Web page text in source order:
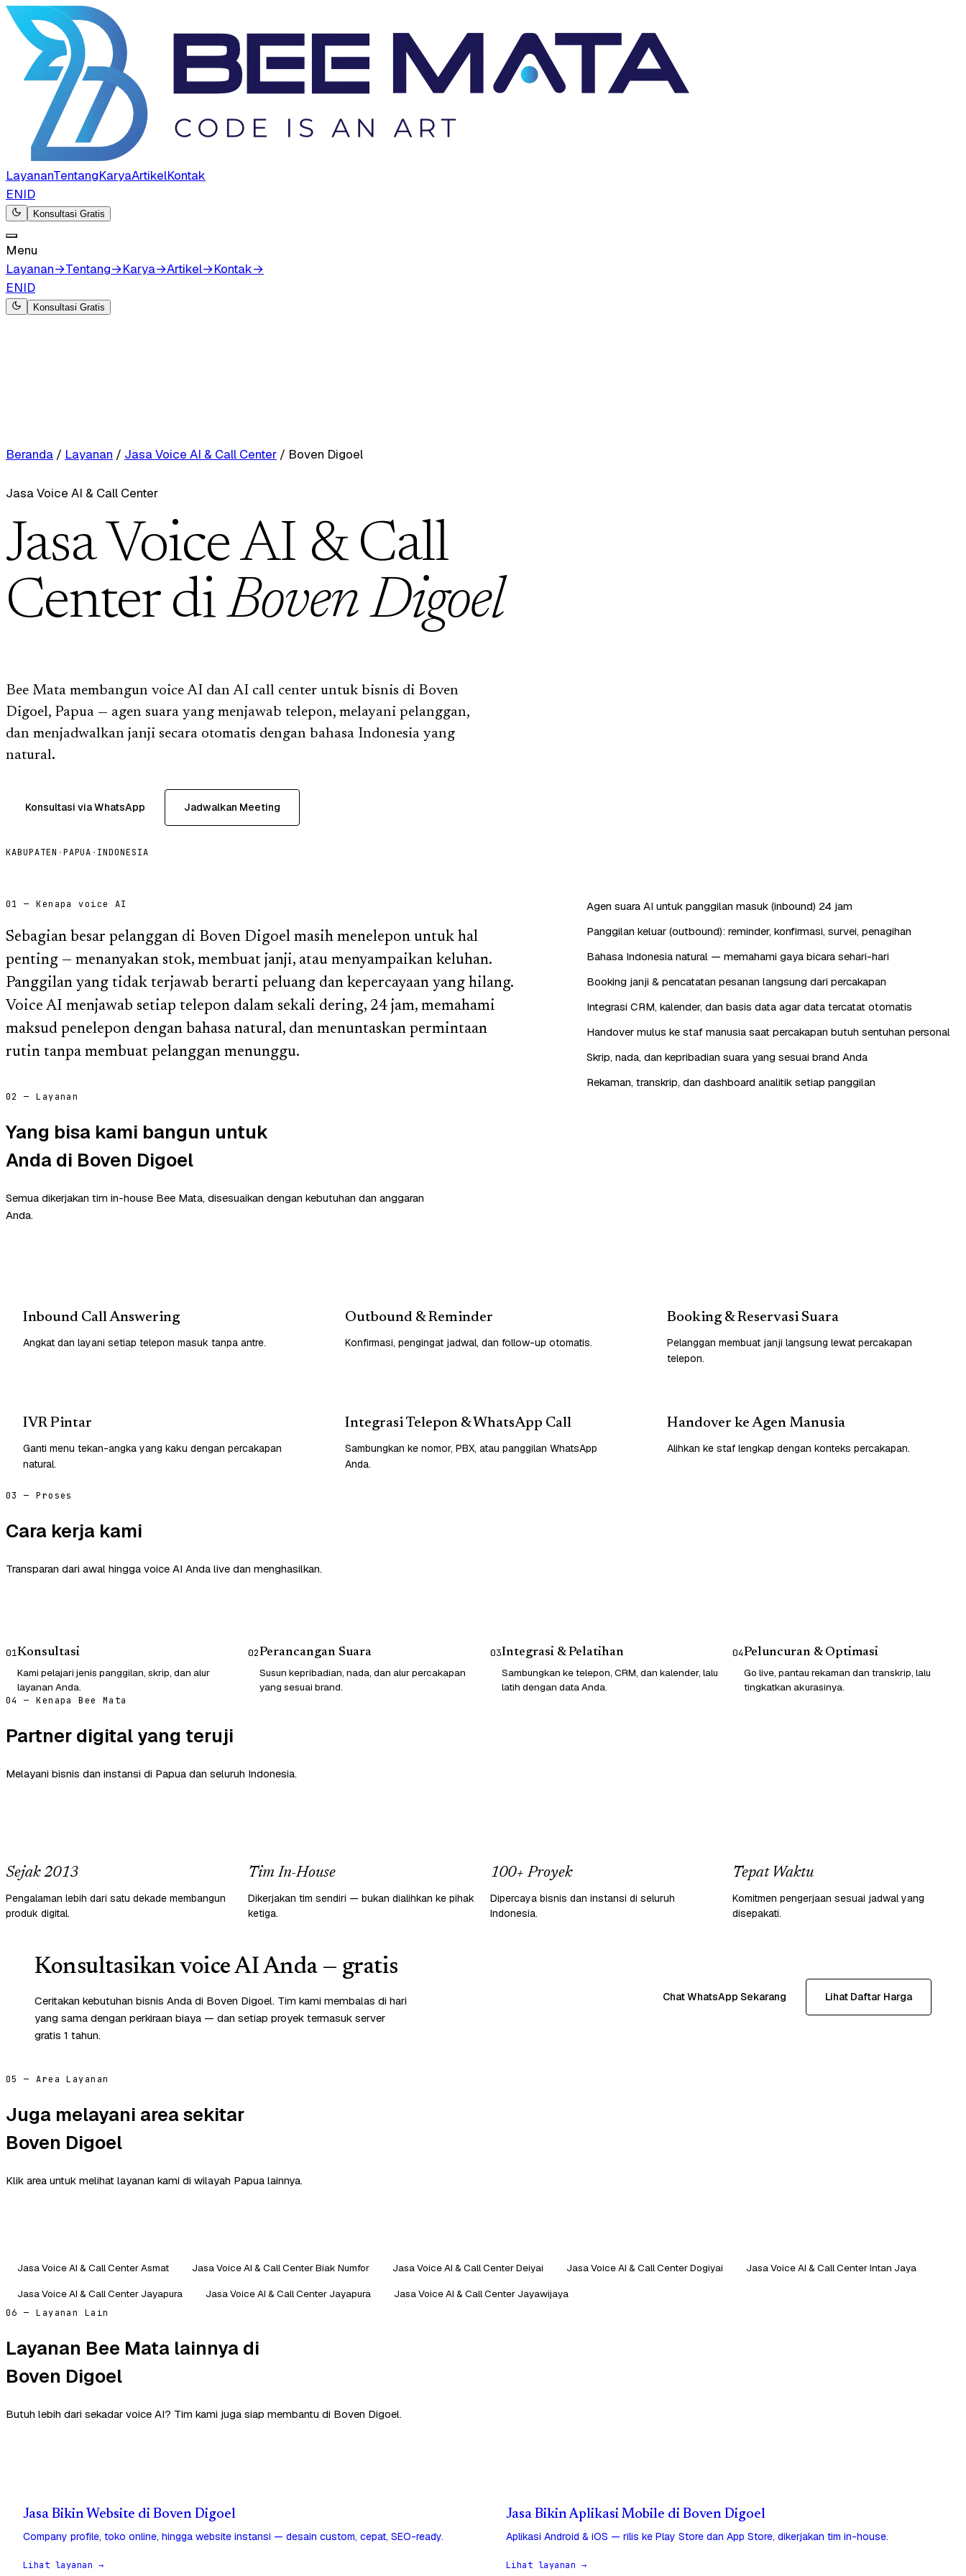
LayananTentangKaryaArtikelKontak
ENID
Konsultasi Gratis
Menu
Layanan→Tentang→Karya→Artikel→Kontak→
ENID
Konsultasi Gratis
Beranda / Layanan / Jasa Voice AI & Call Center / Boven Digoel
Jasa Voice AI & Call Center
Jasa Voice AI & Call
Center diBoven Digoel
Bee Mata membangun voice AI dan AI call center untuk bisnis di Boven
Digoel, Papua — agen suara yang menjawab telepon, melayani pelanggan,
dan menjadwalkan janji secara otomatis dengan bahasa Indonesia yang
natural.
Konsultasi via WhatsApp Jadwalkan Meeting
KABUPATEN ·PAPUA · INDONESIA
01 — Kenapa voice AI
Sebagian besar pelanggan di Boven Digoel masih menelepon untuk hal
penting — menanyakan stok, membuat janji, atau menyampaikan keluhan.
Panggilan yang tidak terjawab berarti peluang dan kepercayaan yang hilang.
Voice AI menjawab setiap telepon dalam sekali dering, 24 jam, memahami
maksud penelepon dengan bahasa natural, dan menuntaskan permintaan
rutin tanpa membuat pelanggan menunggu.
Agen suara AI untuk panggilan masuk (inbound) 24 jam
Panggilan keluar (outbound): reminder, konfirmasi, survei, penagihan
Bahasa Indonesia natural — memahami gaya bicara sehari-hari
Booking janji & pencatatan pesanan langsung dari percakapan
Integrasi CRM, kalender, dan basis data agar data tercatat otomatis
Handover mulus ke staf manusia saat percakapan butuh sentuhan personal
Skrip, nada, dan kepribadian suara yang sesuai brand Anda
Rekaman, transkrip, dan dashboard analitik setiap panggilan
02 — Layanan
Yang bisa kami bangun untuk
Anda di Boven Digoel
Semua dikerjakan tim in-house Bee Mata, disesuaikan dengan kebutuhan dan anggaran
Anda.
Inbound Call Answering
Angkat dan layani setiap telepon masuk tanpa antre.
Outbound & Reminder
Konfirmasi, pengingat jadwal, dan follow-up otomatis.
Booking & Reservasi Suara
Pelanggan membuat janji langsung lewat percakapan
telepon.
IVR Pintar
Ganti menu tekan-angka yang kaku dengan percakapan
natural.
Integrasi Telepon & WhatsApp Call
Sambungkan ke nomor, PBX, atau panggilan WhatsApp
Anda.
Handover ke Agen Manusia
Alihkan ke staf lengkap dengan konteks percakapan.
03 — Proses
Cara kerja kami
Transparan dari awal hingga voice AI Anda live dan menghasilkan.
01Konsultasi
Kami pelajari jenis panggilan, skrip, dan alur
layanan Anda.
02Perancangan Suara
Susun kepribadian, nada, dan alur percakapan
yang sesuai brand.
03Integrasi & Pelatihan
Sambungkan ke telepon, CRM, dan kalender, lalu
latih dengan data Anda.
04Peluncuran & Optimasi
Go live, pantau rekaman dan transkrip, lalu
tingkatkan akurasinya.
04 — Kenapa Bee Mata
Partner digital yang teruji
Melayani bisnis dan instansi di Papua dan seluruh Indonesia.
Sejak 2013
Pengalaman lebih dari satu dekade membangun
produk digital.
Tim In-House
Dikerjakan tim sendiri — bukan dialihkan ke pihak
ketiga.
100+ Proyek
Dipercaya bisnis dan instansi di seluruh
Indonesia.
Tepat Waktu
Komitmen pengerjaan sesuai jadwal yang
disepakati.
Konsultasikan voice AI Anda — gratis
Ceritakan kebutuhan bisnis Anda di Boven Digoel. Tim kami membalas di hari
yang sama dengan perkiraan biaya — dan setiap proyek termasuk server
gratis 1 tahun.
Chat WhatsApp Sekarang Lihat Daftar Harga
05 — Area Layanan
Juga melayani area sekitar
Boven Digoel
Klik area untuk melihat layanan kami di wilayah Papua lainnya.
Jasa Voice AI & Call Center Asmat Jasa Voice AI & Call Center Biak Numfor Jasa Voice AI & Call Center Deiyai Jasa Voice AI & Call Center Dogiyai
Jasa Voice AI & Call Center Intan Jaya
Jasa Voice AI & Call Center Jayapura
Jasa Voice AI & Call Center Jayapura Jasa Voice AI & Call Center Jayawijaya
06 — Layanan Lain
Layanan Bee Mata lainnya di
Boven Digoel
Butuh lebih dari sekadar voice AI? Tim kami juga siap membantu di Boven Digoel.
Jasa Bikin Website di Boven Digoel
Company profile, toko online, hingga website instansi — desain custom, cepat, SEO-ready.
Lihat layanan →
Jasa Bikin Aplikasi Mobile di Boven Digoel
Aplikasi Android & iOS — rilis ke Play Store dan App Store, dikerjakan tim in-house.
Lihat layanan →